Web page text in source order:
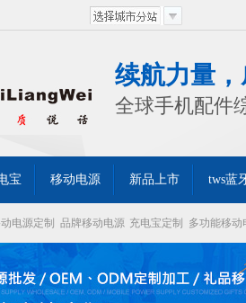
续航力量
全球手机配件
宝 移动电源 新品上市 tws蓝
电源定制 品牌移动电源 充电宝定制 多功能移动